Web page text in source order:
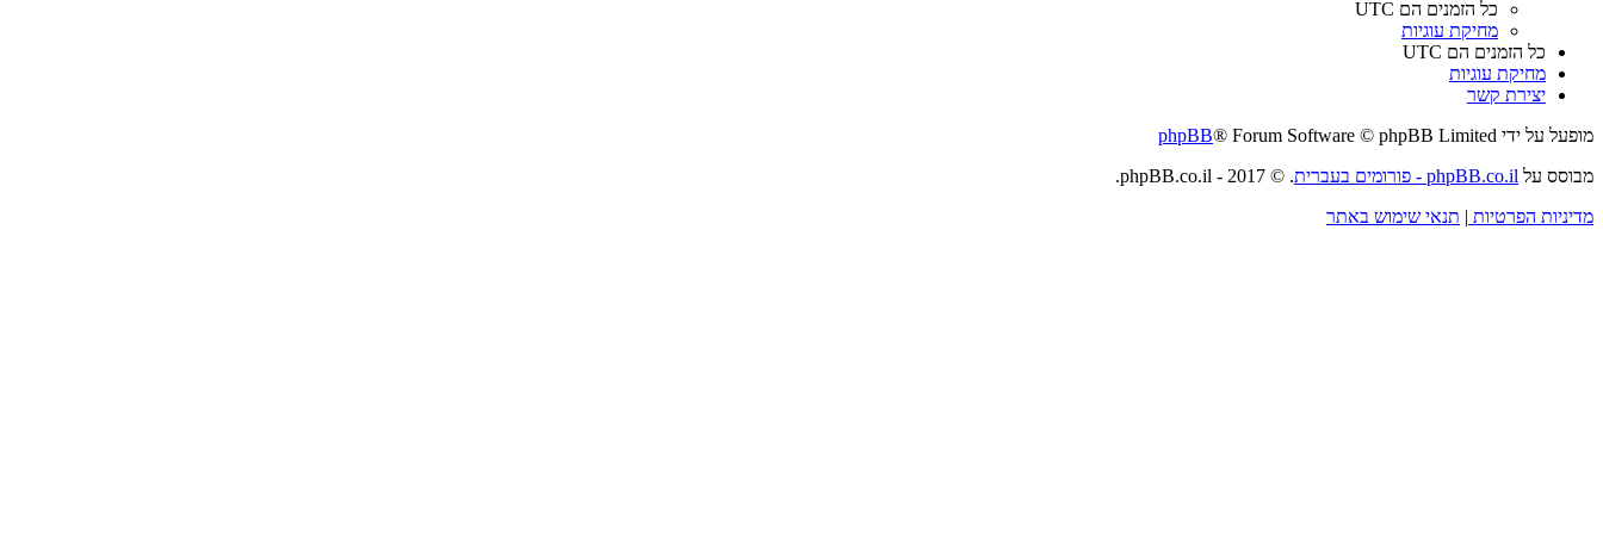
כל הזמנים הם UTC
מחיקת עוגיות
כל הזמנים הם UTC
מחיקת עוגיות
יצירת קשר
מופעל על ידי
phpBB® Forum Software © phpBB Limited
מבוסס על phpBB.co.il - פורומים בעברית
. © 2017 - phpBB.co.il.
מדיניות הפרטיות | תנאי שימוש באתר